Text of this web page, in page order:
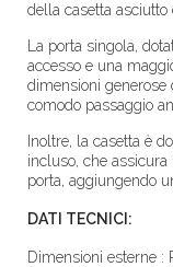
della casetta asciutto
La porta singola,
accesso e una
dimensioni
comodo passaggio
Inoltre, la casetta è
incluso, che
porta, aggiungendo
DATI TECNICI:
Dimensioni esterne :